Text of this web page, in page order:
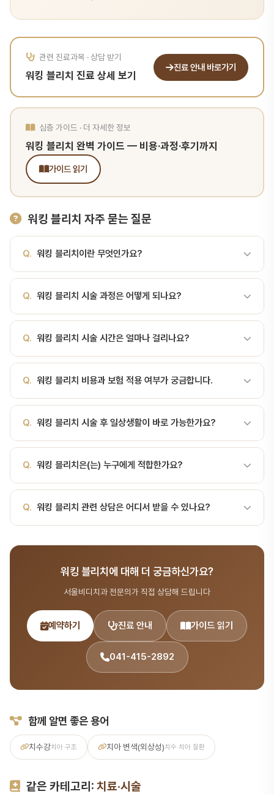
관련 진료과목 · 상담 받기
워킹 블리치 진료 상세 보기
진료 안내 바로가기
심층 가이드 · 더 자세한 정보
워킹 블리치 완벽 가이드 — 비용·과정·후기까지
가이드 읽기
워킹 블리치 자주 묻는 질문
Q. 워킹 블리치이란 무엇인가요?
된 단일 치아의 내부에 미백제를 넣어 일정 기간 작용시키는 비탈성
(non-vital) 치아 전용 미백법입니다. 워킹 블리치(Walking
Bleach)는 신경치료를 받은 후 검게 변색된 단일 치아의 내부에 미백
법입니다. 일반 외부 미백(오피스·홈 미백)이 치아 표면에 약제를 도포
하는 반면, 워킹 블리치는 치아 안쪽(치수강)에서부터 변색의 원인을
혈색소·치수 잔사·치근관 충전재로 인한 내인성 변색중등도까지의 변
색 — 중증 변색은 라미네이트·크라운 병행 검토시술 과정 (3~6주,
ray), 치근관 충전재 일부 제거 후 차단막 형성약제 충전 — 치수강…
Q. 워킹 블리치 시술 과정은 어떻게 되나요?
된 단일 치아의 내부에 미백제를 넣어 일정 기간 작용시키는 비탈성
(non-vital) 치아 전용 미백법입니다. 서울비디치과에서는 정밀 검사
→ 치료 계획 수립 → 시술 → 경과 관찰 순서로 진행합니다. 서울대
Q. 워킹 블리치 시술 시간은 얼마나 걸리나요?
반적으로 30분~2시간 정도 소요됩니다. 정확한 시간은 진료 상담 시
안내해 드립니다.
Q. 워킹 블리치 비용과 보험 적용 여부가 궁금합니다.
가능한 항목도 있으니, 서울비디치과 상담(041-415-2892)을 통해
정확한 비용과 보험 적용 여부를 확인하세요.
Q. 워킹 블리치 시술 후 일상생활이 바로 가능한가요?
시술 종류에 따라 주의사항이 다르므로, 담당 의사의 안내를 따라주세
요.
Q. 워킹 블리치은(는) 누구에게 적합한가요?
다릅니다. 서울비디치과에서는 CT, X-ray 등 정밀 검사를 통해 최적
의 치료 방법을 제안합니다.
Q. 워킹 블리치 관련 상담은 어디서 받을 수 있나요?
041-415-2892 또는 온라인 예약(bdbddc.com/reservation)
으로 상담을 받으실 수 있습니다.
워킹 블리치에 대해 더 궁금하신가요?
서울비디치과 전문의가 직접 상담해 드립니다
예약하기 진료 안내 가이드 읽기
041-415-2892
함께 알면 좋은 용어
치수강치아 구조 치아 변색(외상성)치수·치아 질환
같은 카테고리: 치료·시술